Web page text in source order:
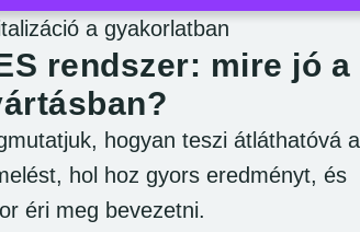
a gyakorlatban
rendszer: mire jó a
hogyan teszi átláthatóvá a
hol hoz gyors eredményt, és
éri meg bevezetni.